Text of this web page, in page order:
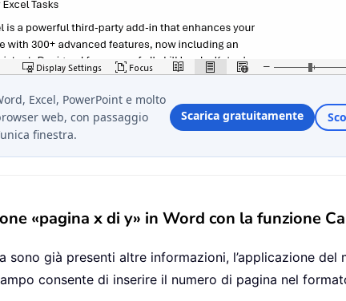
Excel, PowerPoint e molto
web, con passaggio
finestra.
Scarica gratuitamente
«pagina x di y» in Word con la funzione
sono già presenti altre informazioni, l’applicazione
consente di inserire il numero di pagina nel